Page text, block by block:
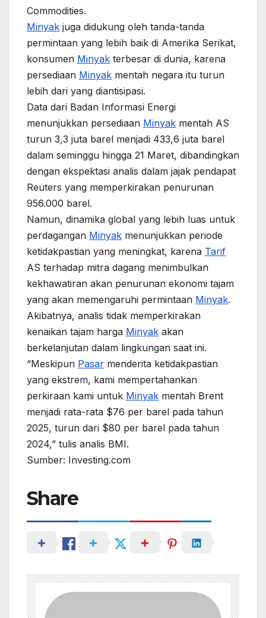
Commodities.
Minyak juga didukung oleh tanda-tanda
permintaan yang lebih baik di Amerika Serikat,
konsumen Minyak terbesar di dunia, karena
persediaan Minyak mentah negara itu turun
lebih dari yang diantisipasi.
Data dari Badan Informasi Energi
menunjukkan persediaan Minyak mentah AS
turun 3,3 juta barel menjadi 433,6 juta barel
dalam seminggu hingga 21 Maret, dibandingkan
dengan ekspektasi analis dalam jajak pendapat
Reuters yang memperkirakan penurunan
956.000 barel.
Namun, dinamika global yang lebih luas untuk
perdagangan Minyak menunjukkan periode
ketidakpastian yang meningkat, karena Tarif
AS terhadap mitra dagang menimbulkan
kekhawatiran akan penurunan ekonomi tajam
yang akan memengaruhi permintaan Minyak.
Akibatnya, analis tidak memperkirakan
kenaikan tajam harga Minyak akan
berkelanjutan dalam lingkungan saat ini.
“Meskipun Pasar menderita ketidakpastian
yang ekstrem, kami mempertahankan
perkiraan kami untuk Minyak mentah Brent
menjadi rata-rata $76 per barel pada tahun
2025, turun dari $80 per barel pada tahun
2024,” tulis analis BMI.
Sumber: Investing.com
Share